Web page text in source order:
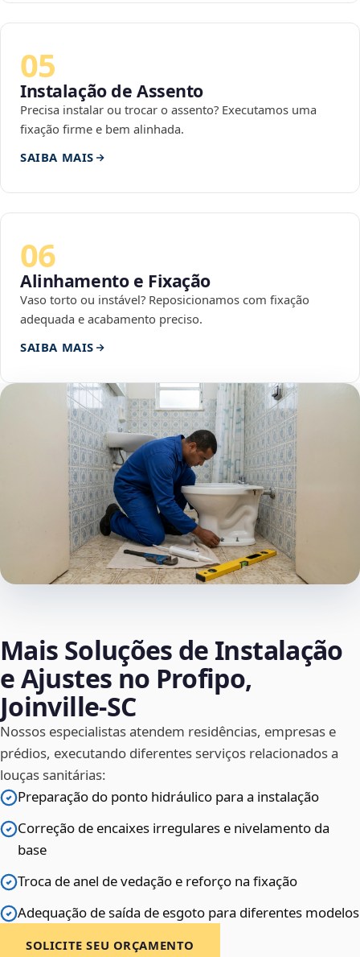
05
Instalação de Assento
Precisa instalar ou trocar o assento? Executamos uma
fixação firme e bem alinhada.
SAIBA MAIS
06
Alinhamento e Fixação
Vaso torto ou instável? Reposicionamos com fixação
adequada e acabamento preciso.
SAIBA MAIS
Mais Soluções de Instalação
e Ajustes no Profipo,
Joinville‑SC
Nossos especialistas atendem residências, empresas e
prédios, executando diferentes serviços relacionados a
louças sanitárias:
Preparação do ponto hidráulico para a instalação
Correção de encaixes irregulares e nivelamento da
base
Troca de anel de vedação e reforço na fixação
Adequação de saída de esgoto para diferentes modelos
SOLICITE SEU ORÇAMENTO